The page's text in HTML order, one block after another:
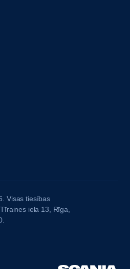
Visas tiesības
iela 13, Rīga,